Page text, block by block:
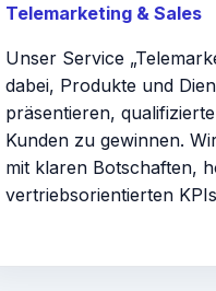
Telemarketing & Sales
Unser Service
dabei, Produkte und
präsentieren,
Kunden zu gewinnen.
mit klaren Botschaften,
vertriebsorientierten